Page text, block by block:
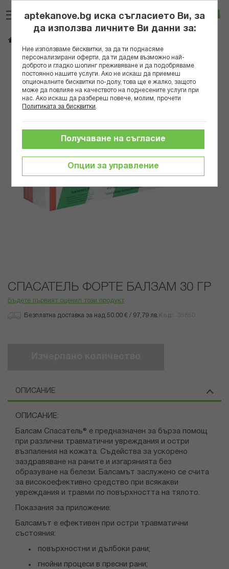
към
съдържанието
Вход
Преминете
края
галерията
към
началото
галерия
СПАСАТЕЛЬ ФОРТЕ БАЛЗАМ 30 ГР
Бъдете първият оценил този продукт
Безплатна доставка за над 50.00 € / 97,79 лв.
ОПИСАНИЕ
ОПИСАНИЕ:
Балсам Спасатель® е предназначен за бърза помощ
при различни травматични увреждания и остри
възпаления на кожата. Съдейства за ускорено
заздравяване на раните и изгарянията без
образуване на белези. Балсамът заслужено се счита
за високоефективно средство при всякакви
увреждания и травми по повърхността на тялото.
Показания за приложение:
Балсамът е ефективен при остри травматични
състояния:
повърхностни и дълбоки рани;
гнойни процеси в пресни рани;
aptekanove.bg иска съгласието Ви, за
да използва личните Ви данни за:
Ние използваме бисквитки, за да ти поднасяме
персонализирани оферти, да ти дадем възможно най-
доброто и гладко шопинг преживяване и да подобряваме
постоянно нашите услуги. Ако не искаш да приемеш
опционалните бисквитки по-долу, това ще е жалко, защото
може да повлияе на качеството на поднесените услуги при
нас. Ако искаш да разбереш повече, молим, прочети
Политиката за бисквитки
Опции за управление
Получаване на съгласие